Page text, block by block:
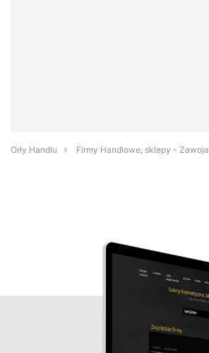
Orły Handlu Firmy Handlowe, sklepy - Zawoja